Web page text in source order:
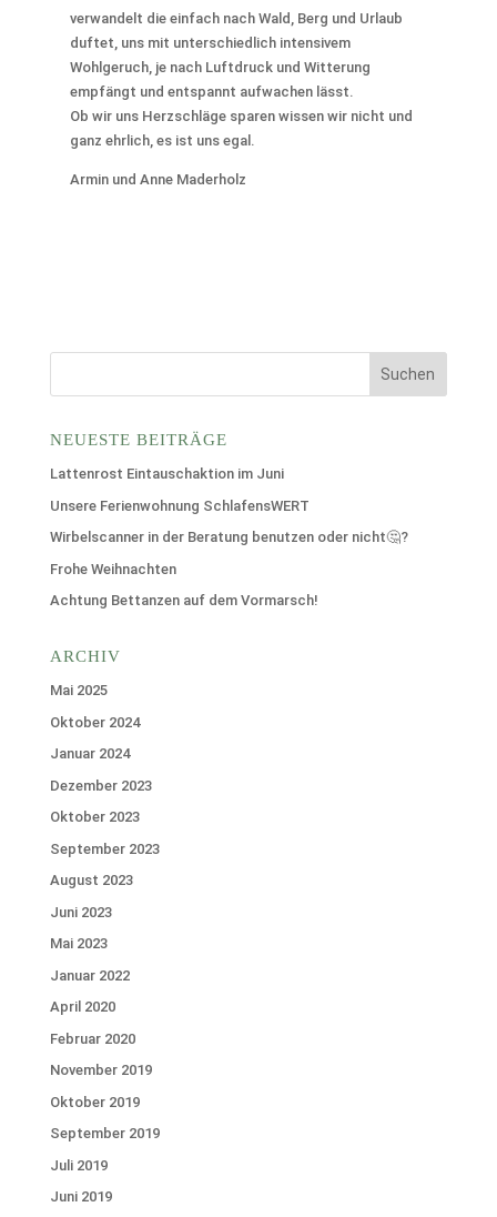
verwandelt die einfach nach Wald, Berg und Urlaub
duftet, uns mit unterschiedlich intensivem
Wohlgeruch, je nach Luftdruck und Witterung
empfängt und entspannt aufwachen lässt.
Ob wir uns Herzschläge sparen wissen wir nicht und
ganz ehrlich, es ist uns egal.
Armin und Anne Maderholz
NEUESTE BEITRÄGE
Lattenrost Eintauschaktion im Juni
Unsere Ferienwohnung SchlafensWERT
Wirbelscanner in der Beratung benutzen oder nicht🤔?
Frohe Weihnachten
Achtung Bettanzen auf dem Vormarsch!
ARCHIV
Mai 2025
Oktober 2024
Januar 2024
Dezember 2023
Oktober 2023
September 2023
August 2023
Juni 2023
Mai 2023
Januar 2022
April 2020
Februar 2020
November 2019
Oktober 2019
September 2019
Juli 2019
Juni 2019